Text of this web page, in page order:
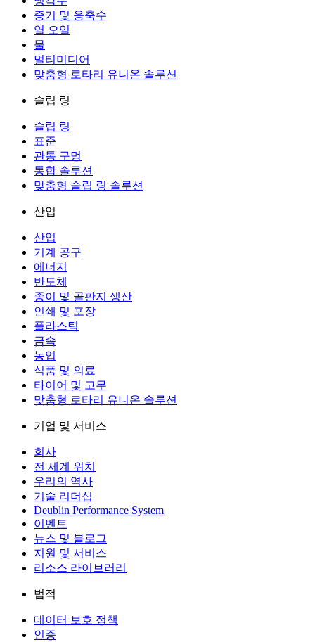
증기 및 응축수
열 오일
물
멀티미디어
맞춤형 로타리 유니온 솔루션
슬립 링
슬립 링
표준
관통 구멍
통합 솔루션
맞춤형 슬립 링 솔루션
산업
산업
기계 공구
에너지
반도체
종이 및 골판지 생산
인쇄 및 포장
플라스틱
금속
농업
식품 및 의료
타이어 및 고무
맞춤형 로타리 유니온 솔루션
기업 및 서비스
회사
전 세계 위치
우리의 역사
기술 리더십
Deublin Performance System
이벤트
뉴스 및 블로그
지원 및 서비스
리소스 라이브러리
법적
데이터 보호 정책
인증